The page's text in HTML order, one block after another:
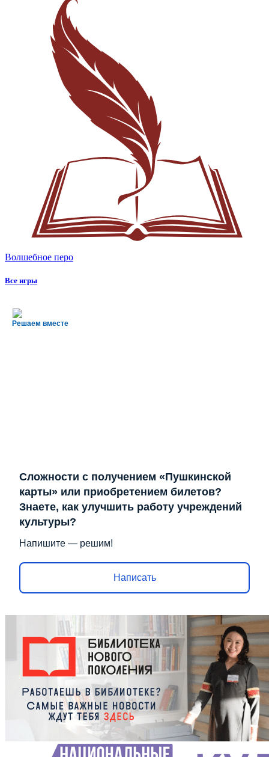
Волшебное перо
Все игры
Решаем вместе
Сложности с получением «Пушкинской
карты» или приобретением билетов?
Знаете, как улучшить работу учреждений
культуры?
Напишите — решим!
Написать